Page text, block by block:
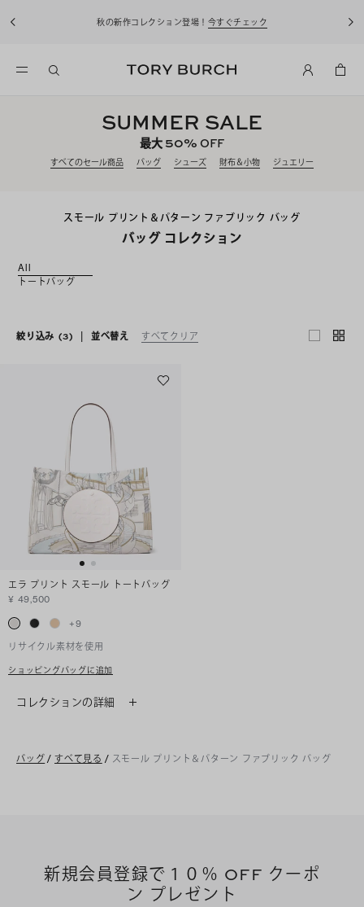
秋の新作コレクション登場！ 今すぐチェック
SUMMER SALE
最大50% OFF
すべてのセール商品 バッグ シューズ 財布＆小物 ジュエリー
スモール プリント＆パターン ファブリック バッグ
バッグ コレクション
All
トートバッグ
絞り込み (3) | 並べ替え すべてクリア
エラ プリント スモール トートバッグ
¥ 49,500
+9
リサイクル素材を使用
ショッピングバッグに追加
コレクションの詳細
バッグ / すべて見る / スモール プリント＆パターン ファブリック バッグ
新規会員登録で１０％ OFF クーポ
ン プレゼント